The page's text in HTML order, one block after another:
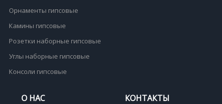
Орнаменты гипсовые
Камины гипсовые
Розетки наборные гипсовые
Углы наборные гипсовые
Консоли гипсовые
О НАС КОНТАКТЫ